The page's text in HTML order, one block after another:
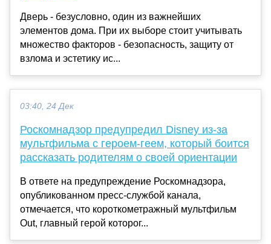
Дверь - безусловно, один из важнейших
элементов дома. При их выборе стоит учитывать
множество факторов - безопасность, защиту от
взлома и эстетику ис...
03:40, 24 Дек
Роскомнадзор предупредил Disney из-за
мультфильма c героем-геем, который боится
рассказать родителям о своей ориентации
В ответе на предупреждение Роскомнадзора,
опубликованном пресс-службой канала,
отмечается, что короткометражный мультфильм
Out, главный герой которог...